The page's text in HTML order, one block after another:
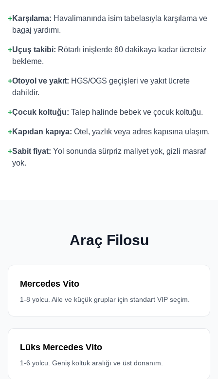
+Karşılama: Havalimanında isim tabelasıyla karşılama ve
bagaj yardımı.
+Uçuş takibi: Rötarlı inişlerde 60 dakikaya kadar ücretsiz
bekleme.
+Otoyol ve yakıt: HGS/OGS geçişleri ve yakıt ücrete
dahildir.
+Çocuk koltuğu: Talep halinde bebek ve çocuk koltuğu.
+Kapıdan kapıya: Otel, yazlık veya adres kapısına ulaşım.
+Sabit fiyat: Yol sonunda sürpriz maliyet yok, gizli masraf
yok.
Araç Filosu
Mercedes Vito
1-8 yolcu. Aile ve küçük gruplar için standart VIP seçim.
Lüks Mercedes Vito
1-6 yolcu. Geniş koltuk aralığı ve üst donanım.